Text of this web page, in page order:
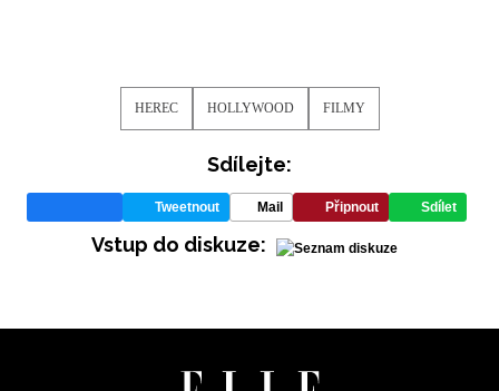
HEREC HOLLYWOOD FILMY
Sdílejte:
Tweetnout Mail Připnout Sdílet
Vstup do diskuze: